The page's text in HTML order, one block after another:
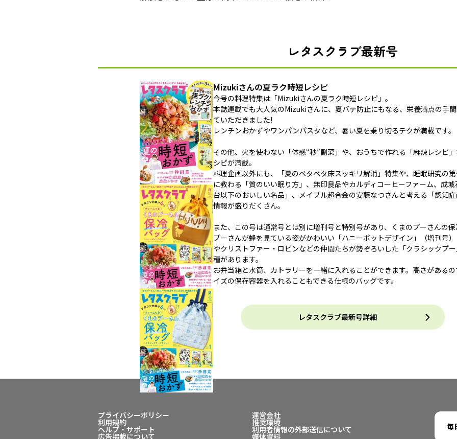
レタスクラブ最新号
Mizukiさんの夏ラク時短レシピ
今号の料理特集は「Mizukiさんの夏ラク時短レシピ」。
本誌連載でも大人気のMizukiさんに、夏バテ防止にもなる、栄養満点の手
ていただきました!
レンチンおかずやワンパンパスタなど、暑い夏を乗り切るテクが満載です。
その他、火を使わない「体感“秒”副菜」や、おうちで作れる「麻辣レシピ
シピが満載。
料理企画以外にも、「夏のベタベタ床スッキリ解消」特集や、睡眠研究の
に教わる「質のいい眠り方」、無印良品やカルディコーヒーファーム、成
台以下のおいしい名品」、メイプル超合金の安藤なつさんと考える「認知
情報が盛りだくさん。
また、この号は通常号とは別に増刊号と特別号があり、くまのプーさんの
プーさんが蜂を見ている姿がかわいい「ハニーポットデザイン」（増刊号
やクリストファー・ロビンなどの仲間たちが勢ぞろいした「クラシックプ
種があります。
お弁当箱と水筒、カトラリーを一緒に入れることができます。高さがある
イズの保存容器を入れることもできる仕様のバッグです。
レタスクラブ最新号詳細
プライバシーポリシー
利用規約
ヘルプ・サポート
広告掲載について
運営会社
推奨環境
利用者情報の外部送信について
媒体資料
毎